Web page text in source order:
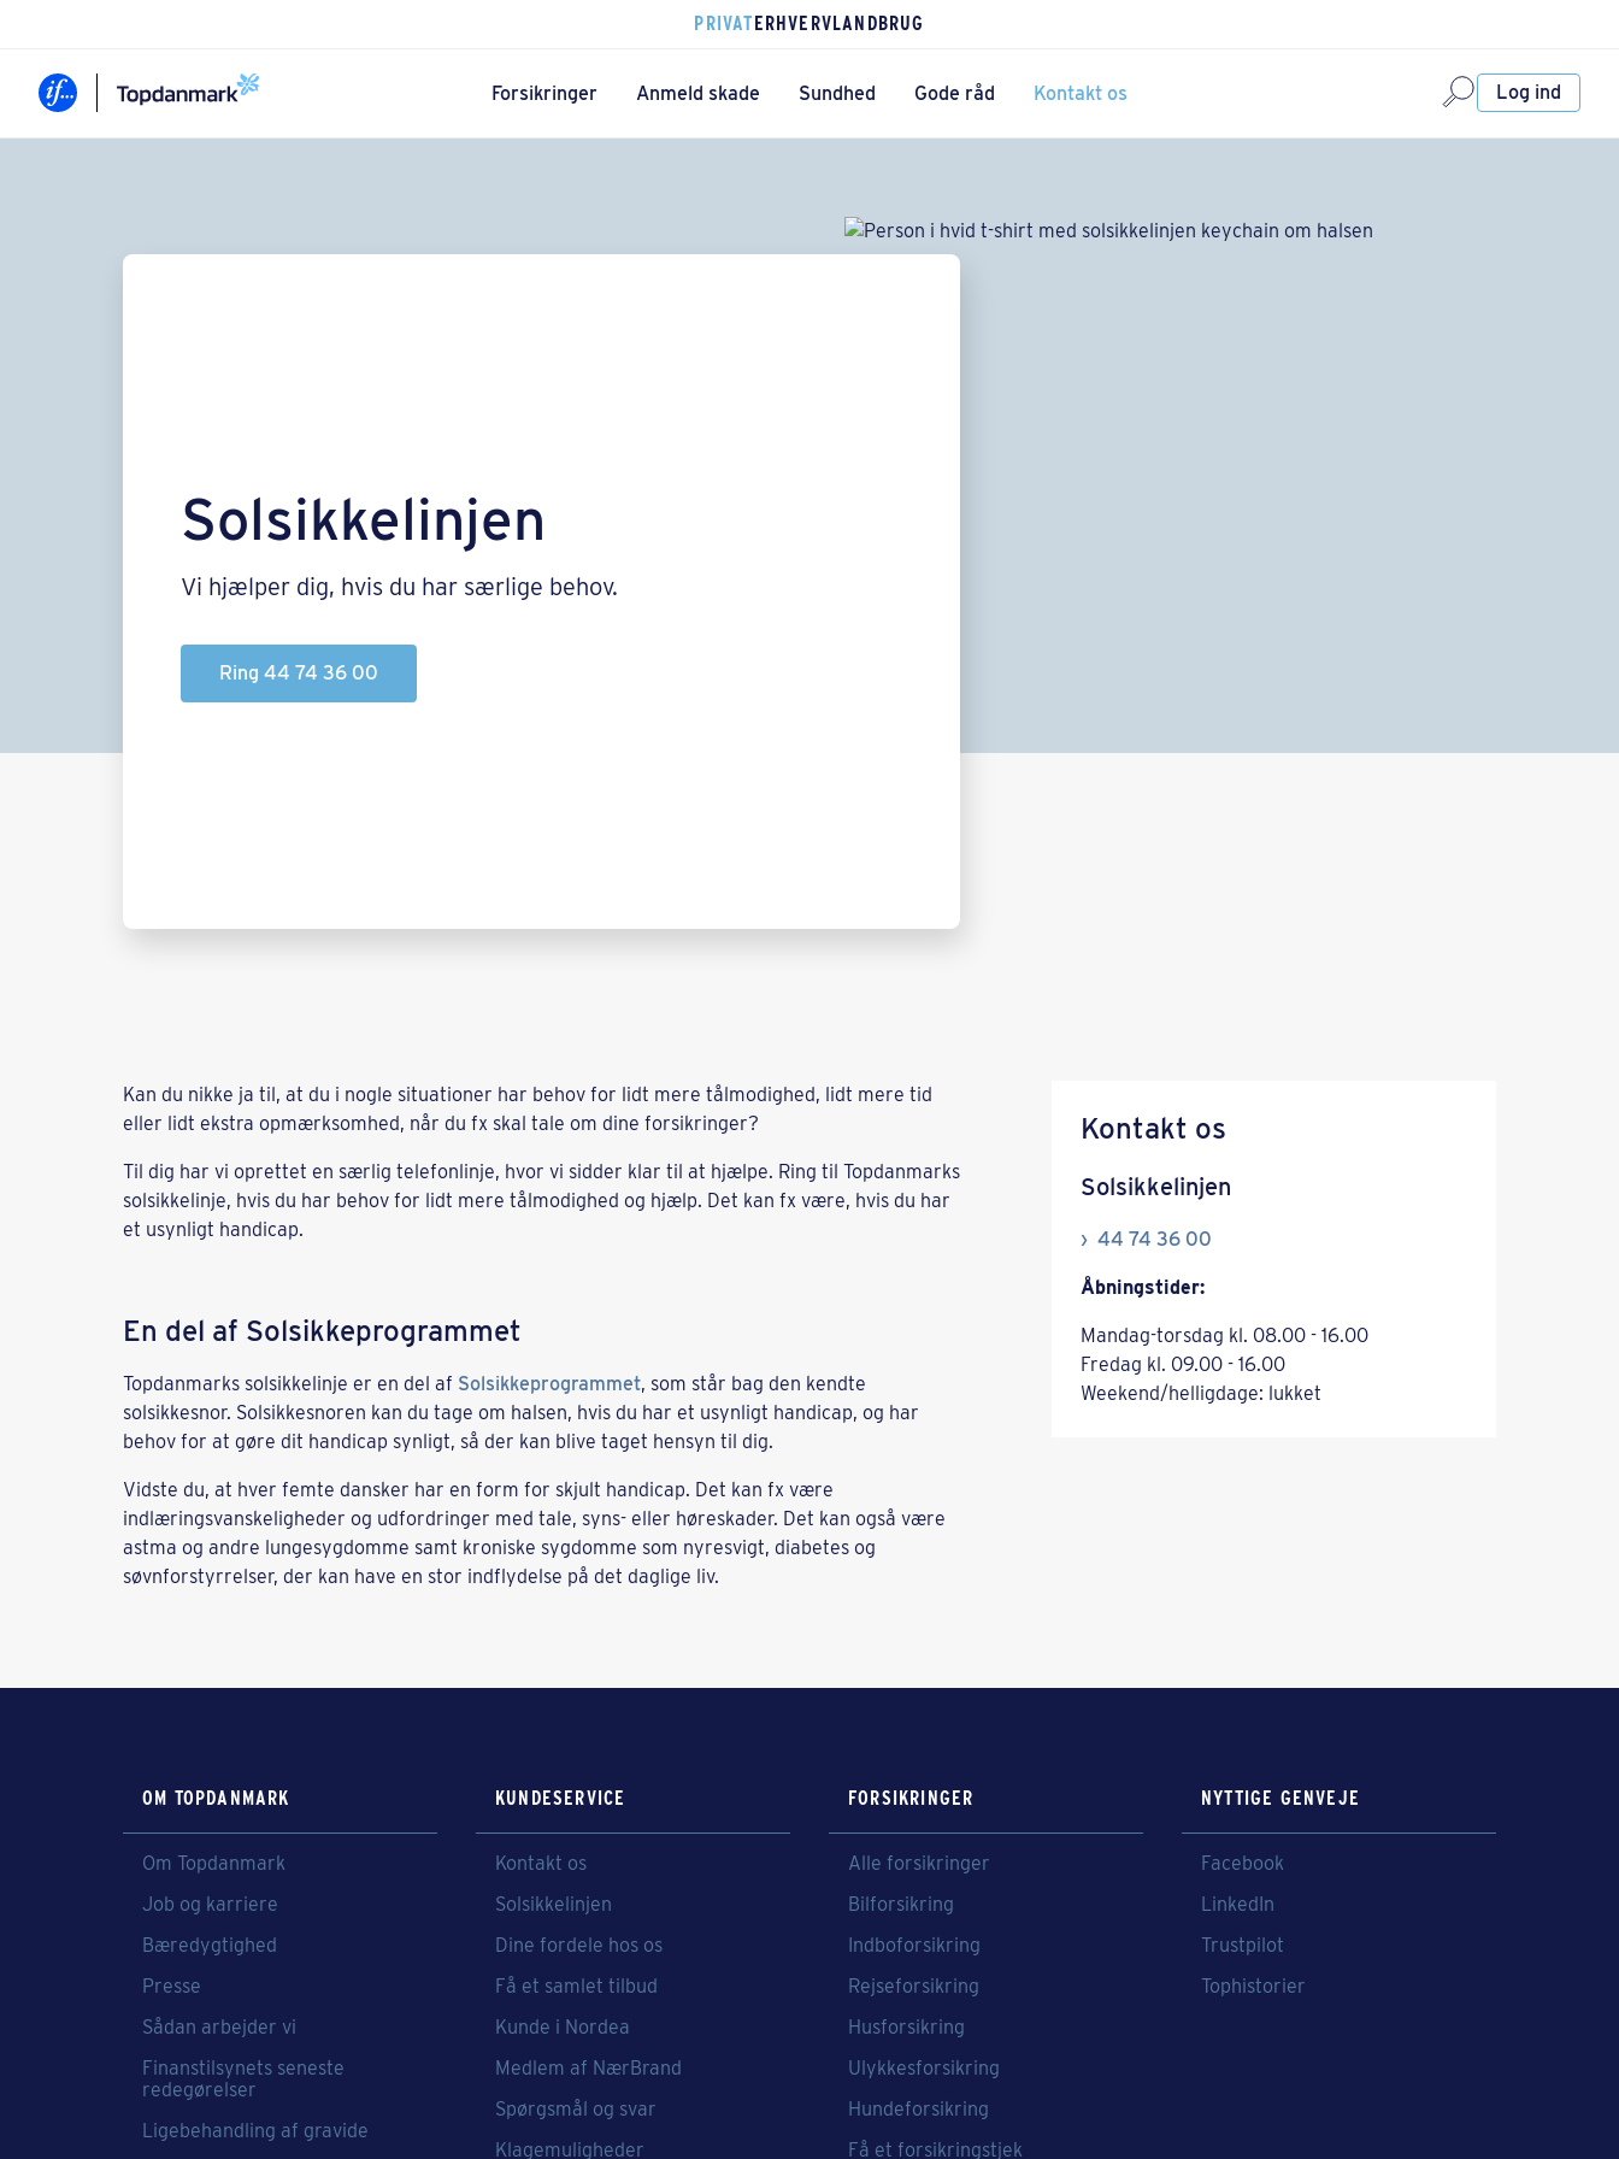
PRIVATERHVERVLANDBRUG
Forsikringer Anmeld skade Sundhed Gode råd Kontakt os Log ind
Solsikkelinjen
Vi hjælper dig, hvis du har særlige behov.
Ring 44 74 36 00
Kan du nikke ja til, at du i nogle situationer har behov for lidt mere tålmodighed, lidt mere tid
eller lidt ekstra opmærksomhed, når du fx skal tale om dine forsikringer?
Til dig har vi oprettet en særlig telefonlinje, hvor vi sidder klar til at hjælpe. Ring til Topdanmarks
solsikkelinje, hvis du har behov for lidt mere tålmodighed og hjælp. Det kan fx være, hvis du har
et usynligt handicap.
En del af Solsikkeprogrammet
Topdanmarks solsikkelinje er en del af Solsikkeprogrammet, som står bag den kendte
solsikkesnor. Solsikkesnoren kan du tage om halsen, hvis du har et usynligt handicap, og har
behov for at gøre dit handicap synligt, så der kan blive taget hensyn til dig.
Vidste du, at hver femte dansker har en form for skjult handicap. Det kan fx være
indlæringsvanskeligheder og udfordringer med tale, syns- eller høreskader. Det kan også være
astma og andre lungesygdomme samt kroniske sygdomme som nyresvigt, diabetes og
søvnforstyrrelser, der kan have en stor indflydelse på det daglige liv.
Kontakt os
Solsikkelinjen
44 74 36 00
Åbningstider:
Mandag-torsdag kl. 08.00 - 16.00
Fredag kl. 09.00 - 16.00
Weekend/helligdage: lukket
OM TOPDANMARK
Om Topdanmark
Job og karriere
Bæredygtighed
Presse
Sådan arbejder vi
Finanstilsynets seneste
redegørelser
Ligebehandling af gravide
KUNDESERVICE
Kontakt os
Solsikkelinjen
Dine fordele hos os
Få et samlet tilbud
Kunde i Nordea
Medlem af NærBrand
Spørgsmål og svar
Klagemuligheder
FORSIKRINGER
Alle forsikringer
Bilforsikring
Indboforsikring
Rejseforsikring
Husforsikring
Ulykkesforsikring
Hundeforsikring
Få et forsikringstjek
NYTTIGE GENVEJE
Facebook
LinkedIn
Trustpilot
Tophistorier